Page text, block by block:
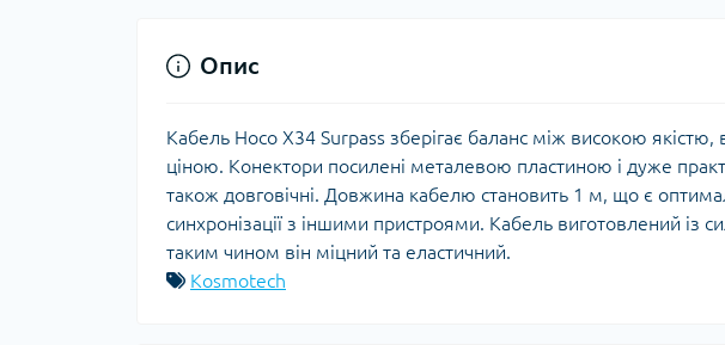
Опис
Кабель Hoco X34 Surpass зберігає баланс між високою
ціною. Конектори посилені металевою пластиною і дуже
також довговічні. Довжина кабелю становить 1 м, що є
синхронізації з іншими пристроями. Кабель виготовлений із
таким чином він міцний та еластичний.
Kosmotech